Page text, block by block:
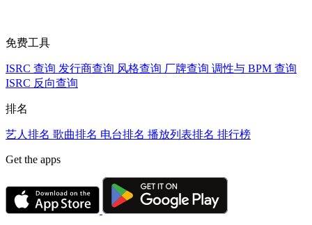
免费工具
ISRC 查询 发行商查询 风格查询 厂牌查询 调性与 BPM 查询
ISRC 反向查询
排名
艺人排名 歌曲排名 电台排名 播放列表排名 排行榜
Get the apps